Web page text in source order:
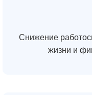
Снижение
жизни и